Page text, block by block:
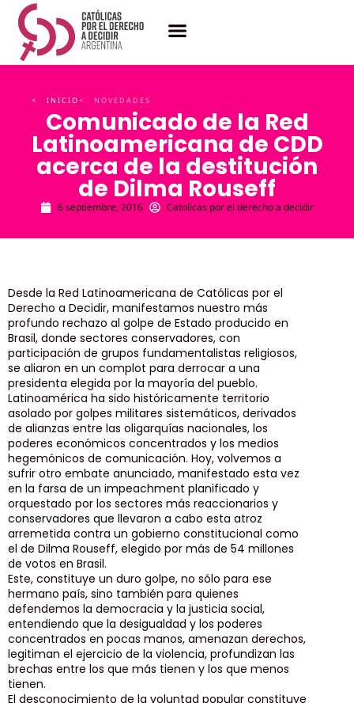
< INICIO< NOVEDADES
Comunicado de la Red
Latinoamericana de CDD
acerca de la destitución
de Dilma Rouseff
6 septiembre, 2016 Catolicas por el derecho a decidir
Desde la Red Latinoamericana de Católicas por el
Derecho a Decidir, manifestamos nuestro más
profundo rechazo al golpe de Estado producido en
Brasil, donde sectores conservadores, con
participación de grupos fundamentalistas religiosos,
se aliaron en un complot para derrocar a una
presidenta elegida por la mayoría del pueblo.
Latinoamérica ha sido históricamente territorio
asolado por golpes militares sistemáticos, derivados
de alianzas entre las oligarquías nacionales, los
poderes económicos concentrados y los medios
hegemónicos de comunicación. Hoy, volvemos a
sufrir otro embate anunciado, manifestado esta vez
en la farsa de un impeachment planificado y
orquestado por los sectores más reaccionarios y
conservadores que llevaron a cabo esta atroz
arremetida contra un gobierno constitucional como
el de Dilma Rouseff, elegido por más de 54 millones
de votos en Brasil.
Este, constituye un duro golpe, no sólo para ese
hermano país, sino también para quienes
defendemos la democracia y la justicia social,
entendiendo que la desigualdad y los poderes
concentrados en pocas manos, amenazan derechos,
legitiman el ejercicio de la violencia, profundizan las
brechas entre los que más tienen y los que menos
tienen.
El desconocimiento de la voluntad popular constituye